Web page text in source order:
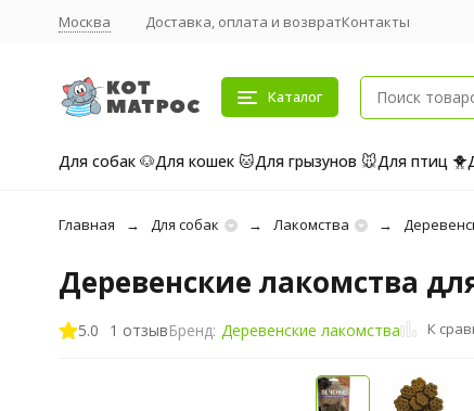
Москва Доставка, оплата и возвратКонтакты
Каталог
Для собак 🐶Для кошек 🐱Для грызунов 🐭Для птиц 🐥
Главная Для собак Лакомства
Деревенские лакомства
5.0 1 отзывБренд: Деревенские лакомства К